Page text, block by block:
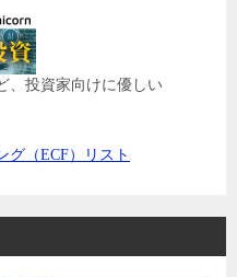
、投資家向けに優しい
グ（ECF）リスト